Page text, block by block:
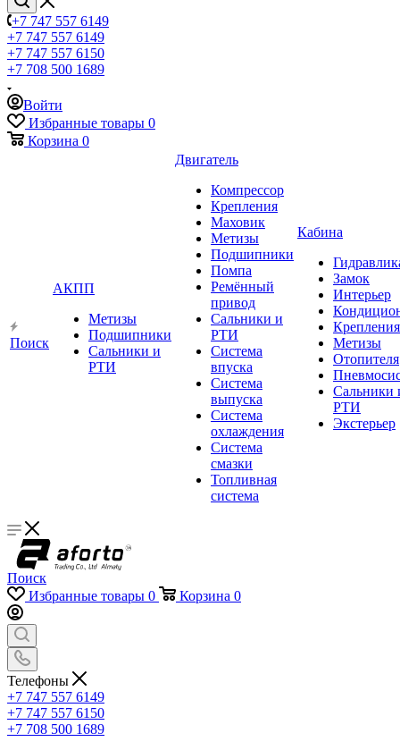
+7 747 557 6149
+7 747 557 6149
+7 747 557 6150
+7 708 500 1689
Войти
Избранные товары 0
Корзина 0
Поиск
АКПП
Метизы
Подшипники
Сальники и
РТИ
Двигатель
Компрессор
Крепления
Маховик
Метизы
Подшипники
Помпа
Ремённый
привод
Сальники и
РТИ
Система
впуска
Система
выпуска
Система
охлаждения
Система
смазки
Топливная
система
Кабина
Замок
Интерьер
Крепления
Метизы
Отопителя
Сальники
РТИ
Экстерьер
Поиск
Избранные товары 0 Корзина 0
Телефоны
+7 747 557 6149
+7 747 557 6150
+7 708 500 1689